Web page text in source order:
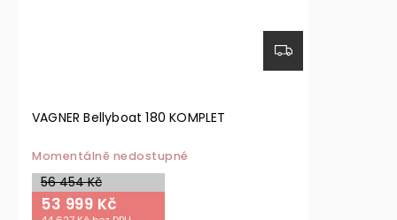
VAGNER Bellyboat 180 KOMPLET
Momentálně nedostupné
56 454 Kč
53 999 Kč